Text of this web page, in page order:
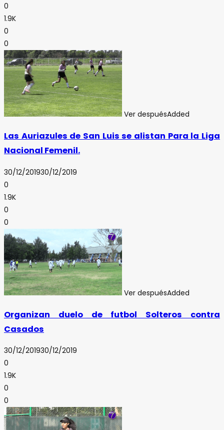
0
1.9K
0
0
Ver despuésAdded
Las Auriazules de San Luis se alistan Para la Liga
Nacional Femenil.
30/12/201930/12/2019
0
1.9K
0
0
Ver despuésAdded
Organizan duelo de futbol Solteros contra
Casados
30/12/201930/12/2019
0
1.9K
0
0